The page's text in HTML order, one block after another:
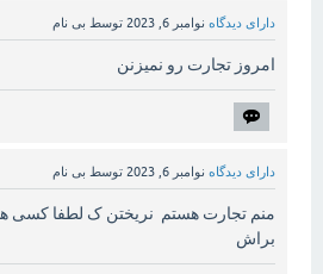
دارای دیدگاه نوامبر 6, 2023 توسط بی نام
امروز تجارت رو نمیزنن
دارای دیدگاه نوامبر 6, 2023 توسط بی نام
منم تجارت هستم نریختن ک لطفا کسی
براش